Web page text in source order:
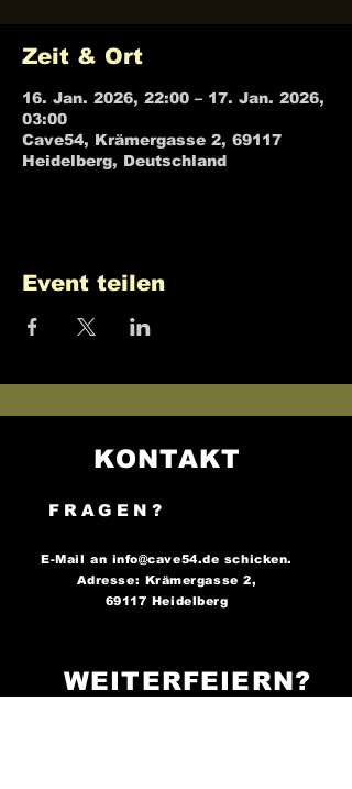
Zeit & Ort
16. Jan. 2026, 22:00 – 17. Jan. 2026,
03:00
Cave54, Krämergasse 2, 69117
Heidelberg, Deutschland
Event teilen
KONTAKT
FRAGEN?
E-Mail an info@cave54.de schicken.
Adresse: Krämergasse 2,
69117 Heidelberg
WEITERFEIERN?